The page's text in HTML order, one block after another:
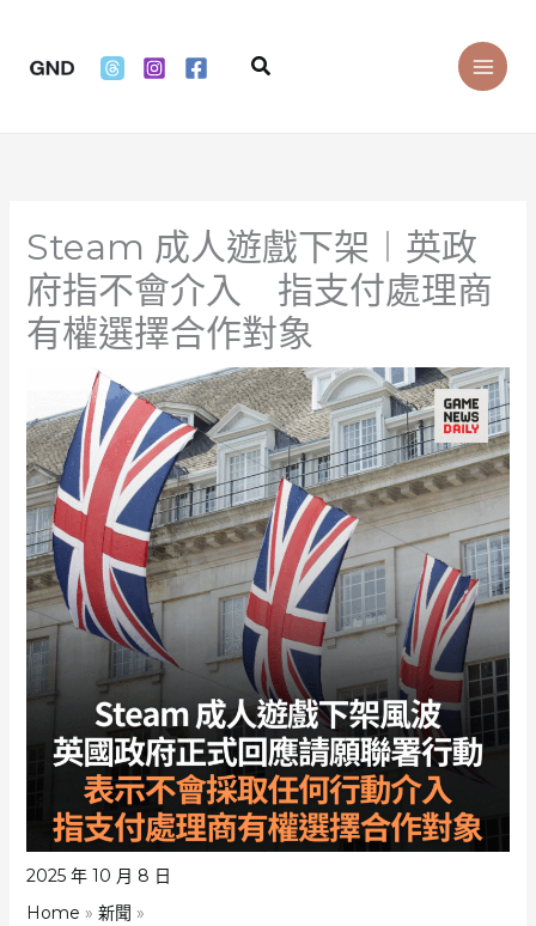
content
Search
Steam 成人遊戲下架︱英政
府指不會介入 指支付處理商
有權選擇合作對象
2025 年 10 月 8 日
Home
新聞